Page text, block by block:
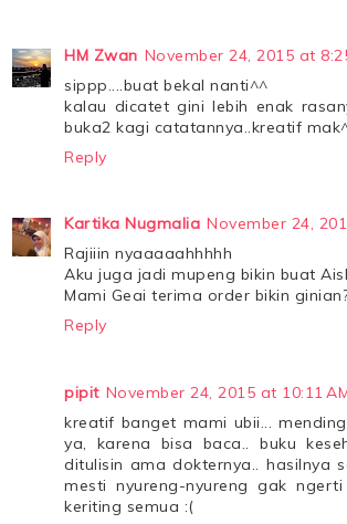
HM Zwan November 24, 2015 at
sippp....buat bekal nanti^^
kalau dicatet gini lebih enak
buka2 kagi catatannya..kreatif
Reply
Kartika Nugmalia November 24,
Rajiiin nyaaaaahhhhh
Aku juga jadi mupeng bikin buat
Mami Geai terima order bikin
Reply
pipit November 24, 2015 at 10:11
kreatif banget mami ubii...
ya, karena bisa baca.. buku
ditulisin ama dokternya.. hasilnya
mesti nyureng-nyureng gak
keriting semua :(